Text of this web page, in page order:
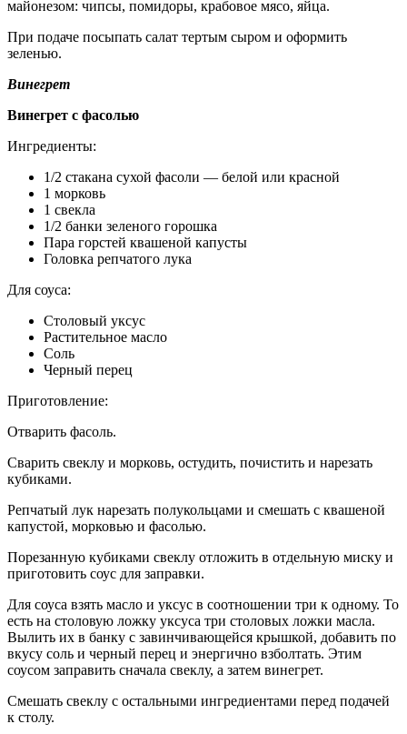
майонезом: чипсы, помидоры, крабовое мясо, яйца.
При подаче посыпать салат тертым сыром и оформить
зеленью.
Винегрет
Винегрет с фасолью
Ингредиенты:
1/2 стакана сухой фасоли — белой или красной
1 морковь
1 свекла
1/2 банки зеленого горошка
Пара горстей квашеной капусты
Головка репчатого лука
Для соуса:
Столовый уксус
Растительное масло
Соль
Черный перец
Приготовление:
Отварить фасоль.
Сварить свеклу и морковь, остудить, почистить и нарезать
кубиками.
Репчатый лук нарезать полукольцами и смешать с квашеной
капустой, морковью и фасолью.
Порезанную кубиками свеклу отложить в отдельную миску и
приготовить соус для заправки.
Для соуса взять масло и уксус в соотношении три к одному. То
есть на столовую ложку уксуса три столовых ложки масла.
Вылить их в банку с завинчивающейся крышкой, добавить по
вкусу соль и черный перец и энергично взболтать. Этим
соусом заправить сначала свеклу, а затем винегрет.
Смешать свеклу с остальными ингредиентами перед подачей
к столу.